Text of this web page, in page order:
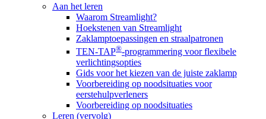
Aan het leren
Waarom Streamlight?
Hoekstenen van Streamlight
Zaklamptoepassingen en straalpatronen
TEN-TAP®-programmering voor flexibele
verlichtingsopties
Gids voor het kiezen van de juiste zaklamp
Voorbereiding op noodsituaties voor
eerstehulpverleners
Voorbereiding op noodsituaties
Leren (vervolg)